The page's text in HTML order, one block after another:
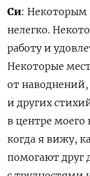
Си: Некоторым
нелегко.
работу и
Некоторые
от
и других
в центре моего
когда я вижу,
помогают друг